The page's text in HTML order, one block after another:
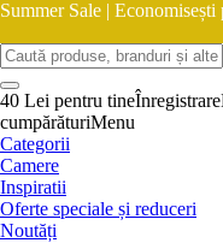
Summer Sale |
40 Lei pentru tineÎnregistrare
cumpărăturiMenu
Categorii
Camere
Inspiratii
Oferte speciale și reduceri
Noutăți